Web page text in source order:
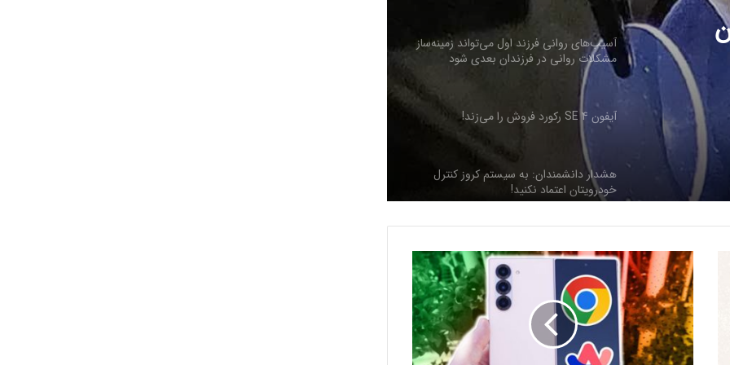
آیفون SE 4 رکورد فروش را می‌زند!
هشدار دانشمندان: به سیستم کروز کنترل
خودرویتان اعتماد نکنید!
گزارش تصویری: ۲۰ عکس شگفت‌انگیز از
قدرت زمان‌بندی عالی در عکاسی خیابانی
خطر آسیب کبدی ناشی از مصرف الکل برای
برخی افراد بیشتر است
مصرف انرژی چت‌جی‌پی‌تی کمتر از
پیش‌بینی‌هاست
م
ق
ا
ی
س
ه